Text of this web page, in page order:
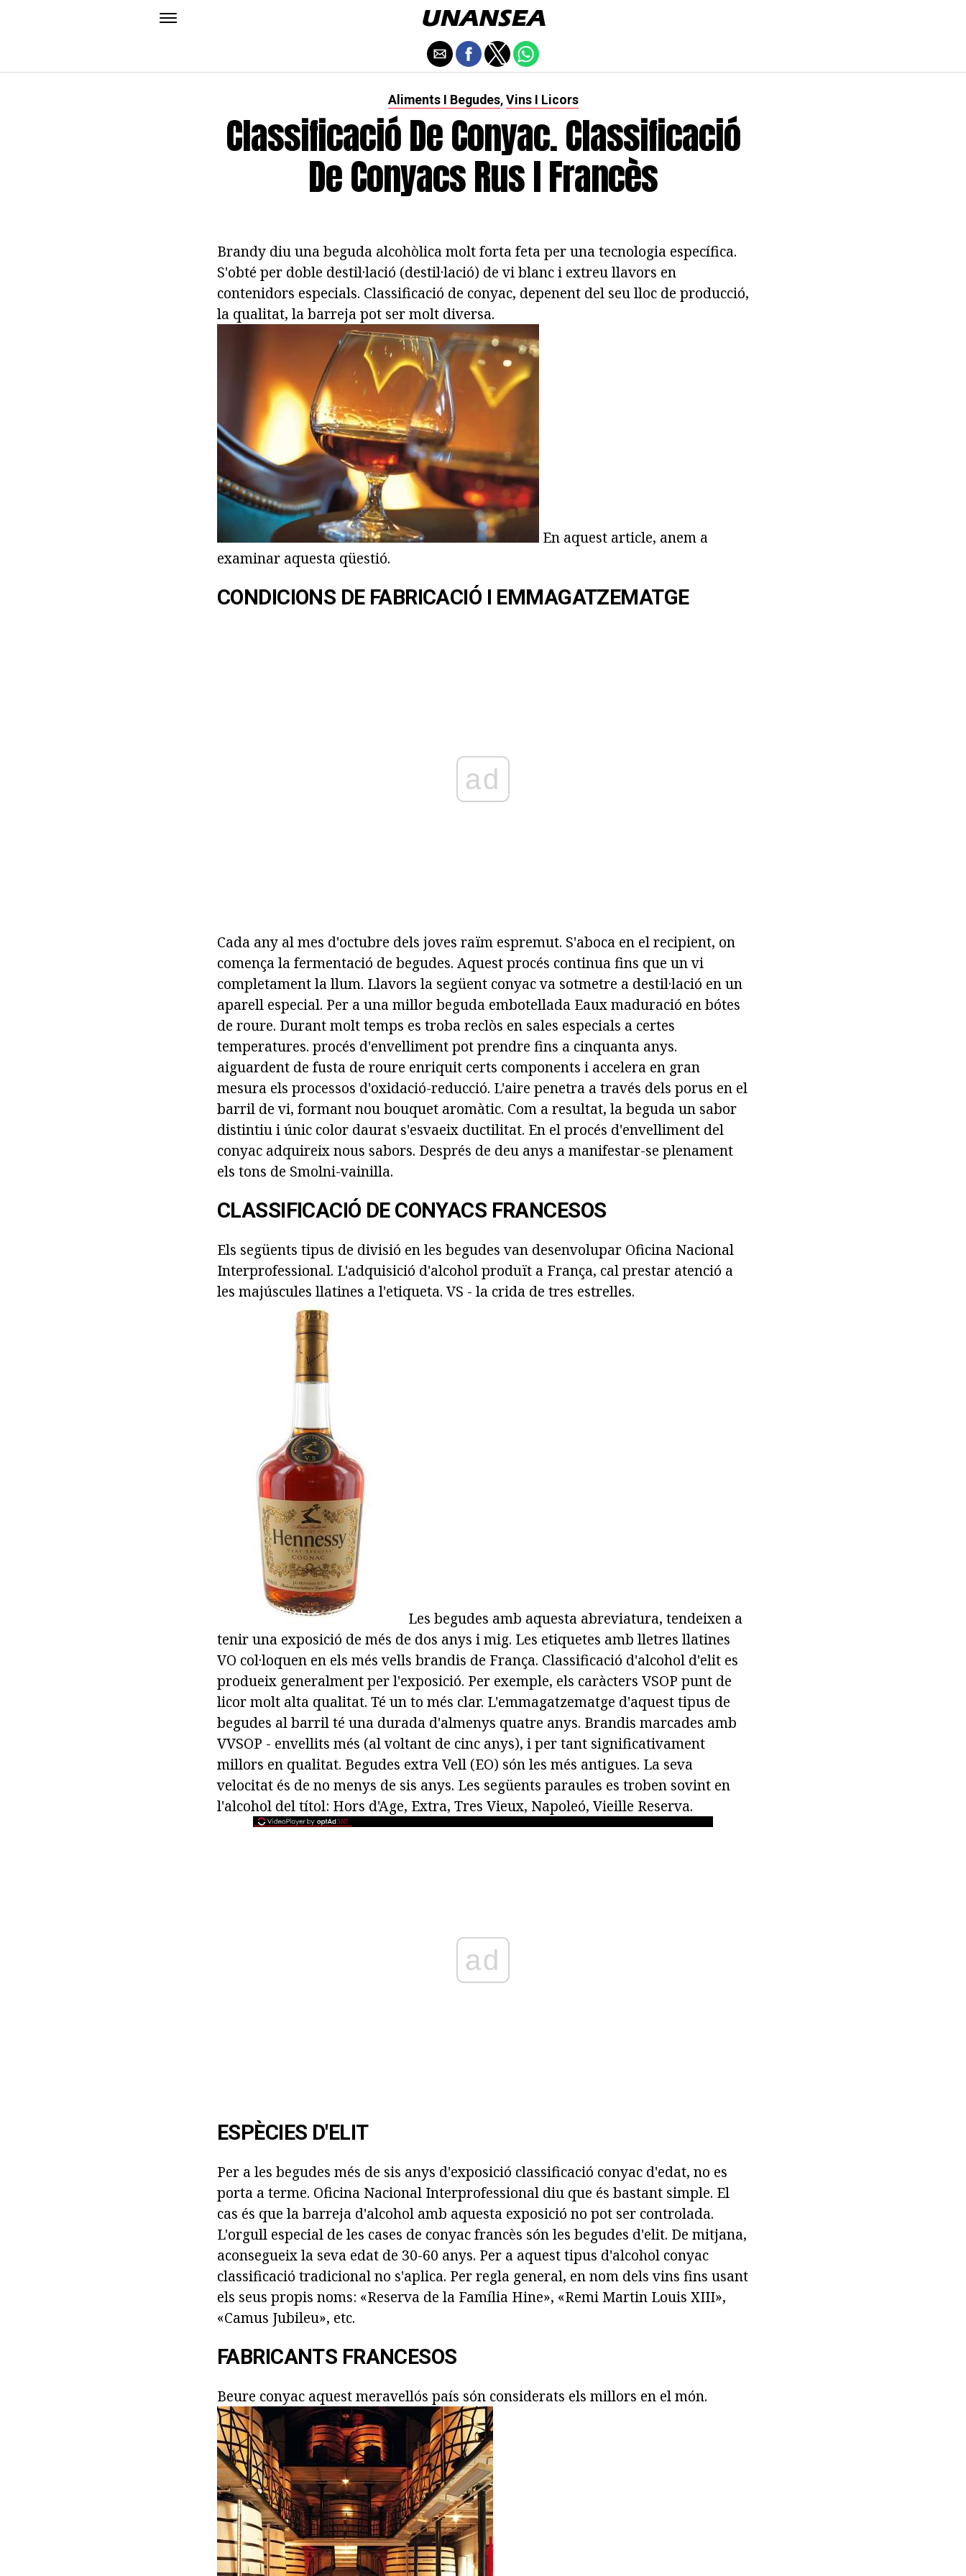
Aliments I Begudes, Vins I Licors
Classificació De Conyac. Classificació
De Conyacs Rus I Francès
Brandy diu una beguda alcohòlica molt forta feta per una tecnologia específica.
S'obté per doble destil·lació (destil·lació) de vi blanc i extreu llavors en
contenidors especials. Classificació de conyac, depenent del seu lloc de producció,
la qualitat, la barreja pot ser molt diversa.
En aquest article, anem a
examinar aquesta qüestió.
CONDICIONS DE FABRICACIÓ I EMMAGATZEMATGE
ad
Cada any al mes d'octubre dels joves raïm espremut. S'aboca en el recipient, on
comença la fermentació de begudes. Aquest procés continua fins que un vi
completament la llum. Llavors la següent conyac va sotmetre a destil·lació en un
aparell especial. Per a una millor beguda embotellada Eaux maduració en bótes
de roure. Durant molt temps es troba reclòs en sales especials a certes
temperatures. procés d'envelliment pot prendre fins a cinquanta anys.
aiguardent de fusta de roure enriquit certs components i accelera en gran
mesura els processos d'oxidació-reducció. L'aire penetra a través dels porus en el
barril de vi, formant nou bouquet aromàtic. Com a resultat, la beguda un sabor
distintiu i únic color daurat s'esvaeix ductilitat. En el procés d'envelliment del
conyac adquireix nous sabors. Després de deu anys a manifestar-se plenament
els tons de Smolni-vainilla.
CLASSIFICACIÓ DE CONYACS FRANCESOS
Els següents tipus de divisió en les begudes van desenvolupar Oficina Nacional
Interprofessional. L'adquisició d'alcohol produït a França, cal prestar atenció a
les majúscules llatines a l'etiqueta. VS - la crida de tres estrelles.
Les begudes amb aquesta abreviatura, tendeixen a
tenir una exposició de més de dos anys i mig. Les etiquetes amb lletres llatines
VO col·loquen en els més vells brandis de França. Classificació d'alcohol d'elit es
produeix generalment per l'exposició. Per exemple, els caràcters VSOP punt de
licor molt alta qualitat. Té un to més clar. L'emmagatzematge d'aquest tipus de
begudes al barril té una durada d'almenys quatre anys. Brandis marcades amb
VVSOP - envellits més (al voltant de cinc anys), i per tant significativament
millors en qualitat. Begudes extra Vell (EO) són les més antigues. La seva
velocitat és de no menys de sis anys. Les següents paraules es troben sovint en
l'alcohol del títol: Hors d'Age, Extra, Tres Vieux, Napoleó, Vieille Reserva.
ad
ESPÈCIES D'ELIT
Per a les begudes més de sis anys d'exposició classificació conyac d'edat, no es
porta a terme. Oficina Nacional Interprofessional diu que és bastant simple. El
cas és que la barreja d'alcohol amb aquesta exposició no pot ser controlada.
L'orgull especial de les cases de conyac francès són les begudes d'elit. De mitjana,
aconsegueix la seva edat de 30-60 anys. Per a aquest tipus d'alcohol conyac
classificació tradicional no s'aplica. Per regla general, en nom dels vins fins usant
els seus propis noms: «Reserva de la Família Hine», «Remi Martin Louis XIII»,
«Camus Jubileu», etc.
FABRICANTS FRANCESOS
Beure conyac aquest meravellós país són considerats els millors en el món.